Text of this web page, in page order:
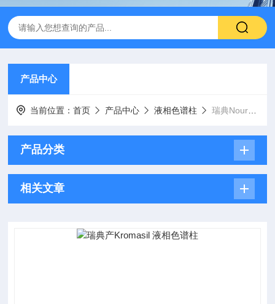
产品中心
当前位置：首页 产品中心 液相色谱柱 瑞典Nouryon Kromasil
产品分类
相关文章